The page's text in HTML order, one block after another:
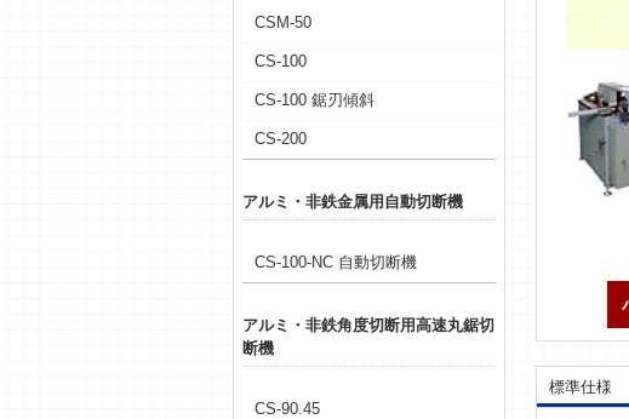
標準仕様
CSM-50
CS-100
CS-100 鋸刃傾斜
CS-200
アルミ・非鉄金属用自動切断機
CS-100-NC 自動切断機
アルミ・非鉄角度切断用高速丸鋸切
断機
CS-90.45